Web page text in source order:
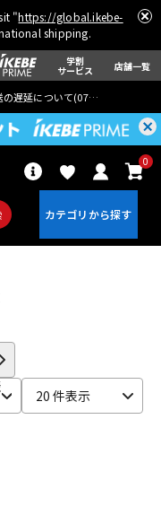
"https://global.ikebe-
shipping.
学割
サービス 店舗一覧
の遅延について(07月29日
0
20 件表示